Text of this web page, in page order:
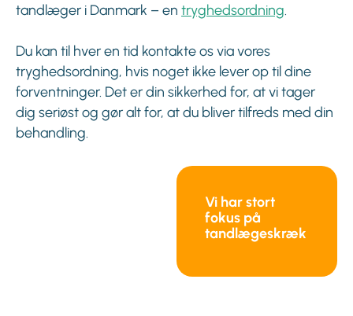
tandlæger i Danmark – en tryghedsordning.
Du kan til hver en tid kontakte os via vores
tryghedsordning, hvis noget ikke lever op til dine
forventninger. Det er din sikkerhed for, at vi tager
dig seriøst og gør alt for, at du bliver tilfreds med din
behandling.
Vi har stort
fokus på
tandlægeskræk